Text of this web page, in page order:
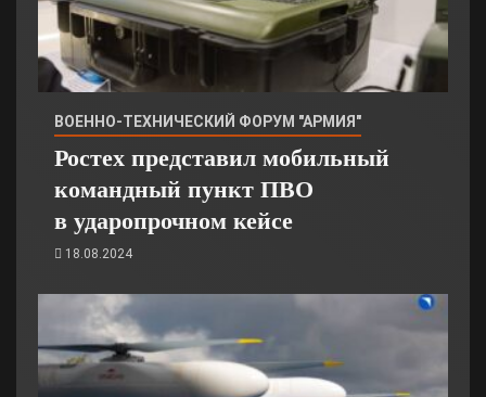
ВОЕННО-ТЕХНИЧЕСКИЙ ФОРУМ "АРМИЯ"
Ростех представил мобильный
командный пункт ПВО
в ударопрочном кейсе
18.08.2024